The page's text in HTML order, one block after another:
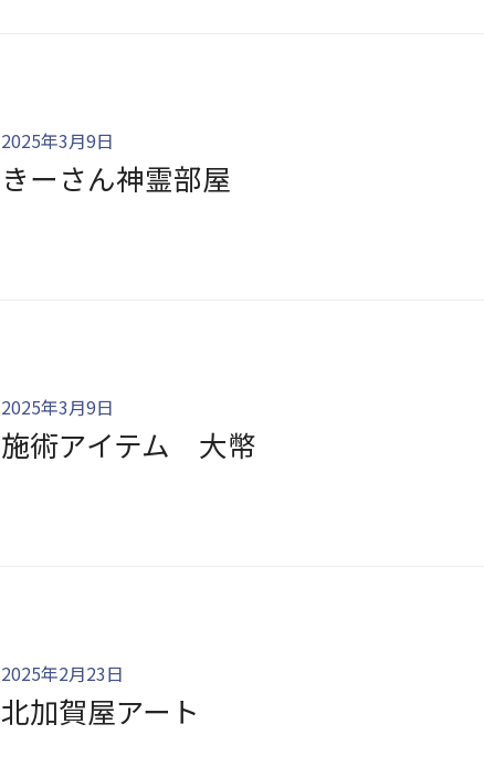
2025年3月9日
きーさん神霊部屋
2025年3月9日
施術アイテム 大幣
2025年2月23日
北加賀屋アート